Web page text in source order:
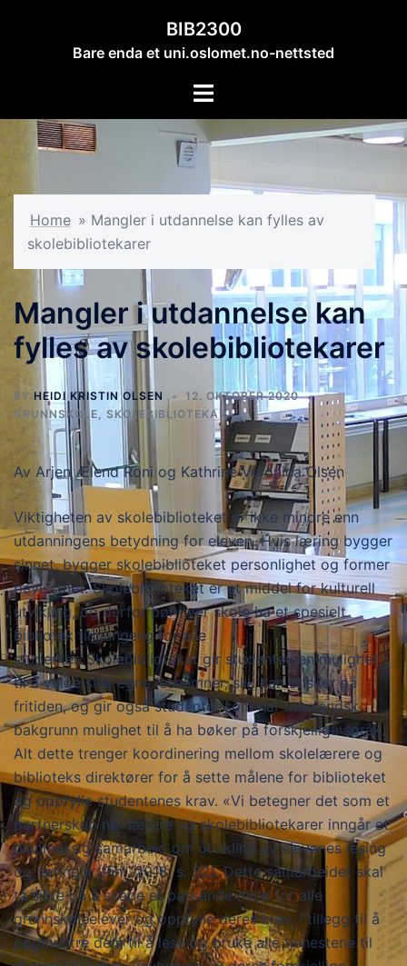
BIB2300
Bare enda et uni.oslomet.no-nettsted
Toggle
Home » Mangler i utdannelse kan fylles av
skolebibliotekarer
Mangler i utdannelse kan
fylles av skolebibliotekarer
BY HEIDI KRISTIN OLSEN
12. OKTOBER 2020
GRUNNSKOLE, SKOLEBIBLIOTEKAR
Av Arjen Ælend Roni og Kathrine Veronica Olsen
Viktigheten av skolebiblioteket er ikke mindre enn
utdanningens betydning for eleven. Hvis læring bygger
sinnet, bygger skolebiblioteket personlighet og former
bevissthet. Skolebiblioteket er et middel for kulturell
utvikling, og derfor bør hver skole ha et spesielt
bibliotek tilgjengelig for alle
studenter. Skolebiblioteket gir studenten en mulighet
til å velge sine egne leseemner, slik han ønsker på
fritiden, og gir også studenter som har utenlandsk
bakgrunn mulighet til å ha bøker på forskjellige språk.
Alt dette trenger koordinering mellom skolelærere og
biblioteks direktører for å sette målene for biblioteket
og oppfylle studentenes krav. «Vi betegner det som et
partnerskap når lærere og skolebibliotekarer inngår et
planmessig samarbeid om utvikling av elevenes lesing
og læring.» (Pihl, 2018, s. 32). Dette samarbeidet skal
ta sikte på å skape et passende miljø for alle
grunnskoleelever og oppfylle deres krav. I tillegg til å
oppmuntre dem til å lese og bruke alle tjenestene til